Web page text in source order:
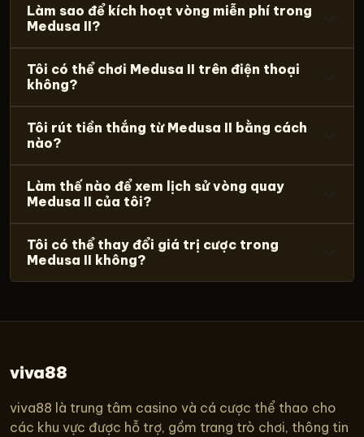
Làm sao để kích hoạt vòng miễn phí trong
Medusa II?
Tôi có thể chơi Medusa II trên điện thoại
không?
Tôi rút tiền thắng từ Medusa II bằng cách
nào?
Làm thế nào để xem lịch sử vòng quay
Medusa II của tôi?
Tôi có thể thay đổi giá trị cược trong
Medusa II không?
viva88
viva88 là trung tâm casino và cá cược thể thao cho
các khu vực được hỗ trợ, gồm trang trò chơi, thông tin